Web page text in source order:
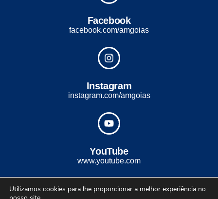
Facebook
facebook.com/amgoias
Instagram
instagram.com/amgoias
YouTube
www.youtube.com
2022 - Todos os direitos reservados. Desenvolvido com ♡ por
Utilizamos cookies para lhe proporcionar a melhor experiência no